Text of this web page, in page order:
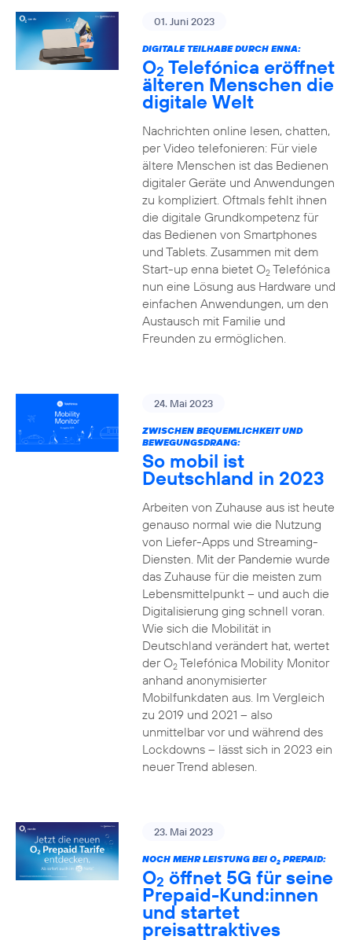
01. Juni 2023
DIGITALE TEILHABE DURCH ENNA:
O2 Telefónica eröffnet
älteren Menschen die
digitale Welt
Nachrichten online lesen, chatten,
per Video telefonieren: Für viele
ältere Menschen ist das Bedienen
digitaler Geräte und Anwendungen
zu kompliziert. Oftmals fehlt ihnen
die digitale Grundkompetenz für
das Bedienen von Smartphones
und Tablets. Zusammen mit dem
Start-up enna bietet O2Telefónica
nun eine Lösung aus Hardware und
einfachen Anwendungen, um den
Austausch mit Familie und
Freunden zu ermöglichen.
24. Mai 2023
ZWISCHEN BEQUEMLICHKEIT UND
BEWEGUNGSDRANG:
So mobil ist
Deutschland in 2023
Arbeiten von Zuhause aus ist heute
genauso normal wie die Nutzung
von Liefer-Apps und Streaming-
Diensten. Mit der Pandemie wurde
das Zuhause für die meisten zum
Lebensmittelpunkt – und auch die
Digitalisierung ging schnell voran.
Wie sich die Mobilität in
Deutschland verändert hat, wertet
der O2Telefónica Mobility Monitor
anhand anonymisierter
Mobilfunkdaten aus. Im Vergleich
zu 2019 und 2021 – also
unmittelbar vor und während des
Lockdowns – lässt sich in 2023 ein
neuer Trend ablesen.
23. Mai 2023
NOCH MEHR LEISTUNG BEI O2PREPAID:
O2 öffnet 5G für seine
Prepaid-Kund:innen
und startet
preisattraktives